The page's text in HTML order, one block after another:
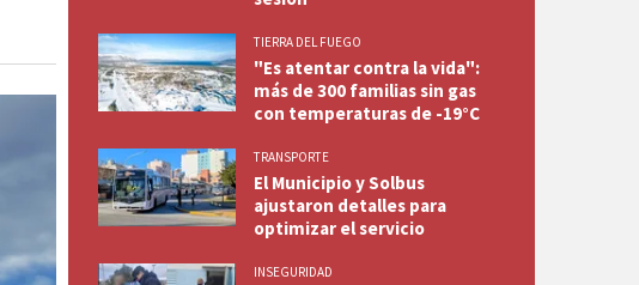
TIERRA DEL FUEGO
"Es atentar contra la vida":
más de 300 familias sin gas
con temperaturas de -19°C
TRANSPORTE
El Municipio y Solbus
ajustaron detalles para
optimizar el servicio
INSEGURIDAD